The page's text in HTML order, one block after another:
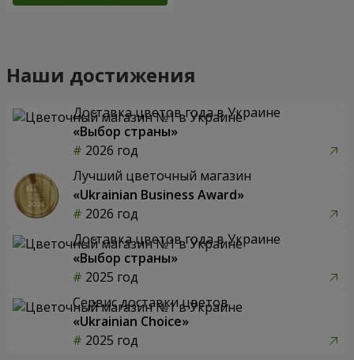
Наши достижения
Доставка цветов года в Украине
«Выбор страны»
2026 год
Лучший цветочный магазин
«Ukrainian Business Award»
2026 год
Доставка цветов года в Украине
«Выбор страны»
2025 год
Сервис доставки цветов
«Ukrainian Choice»
2025 год